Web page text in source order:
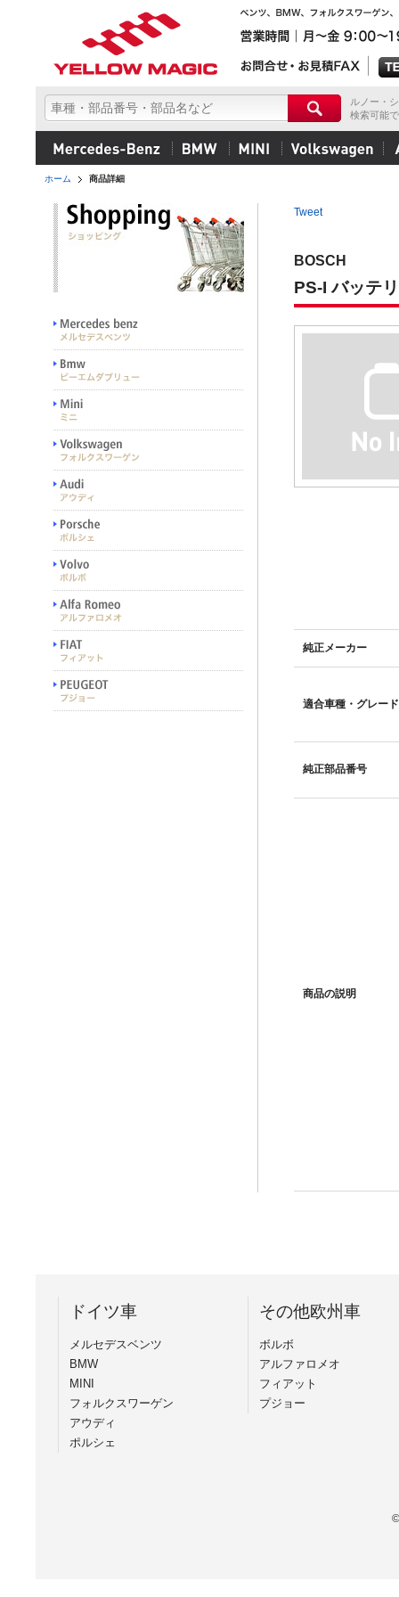
ルノー・
検索可能
ホーム 商品詳細
Tweet
BOSCH
PS-I バッテ
純正メーカー
適合車種・グレー
純正部品番号
商品の説明
ドイツ車
メルセデスベンツ
BMW
MINI
フォルクスワーゲン
アウディ
ポルシェ
その他欧州車
ボルボ
アルファロメオ
フィアット
プジョー